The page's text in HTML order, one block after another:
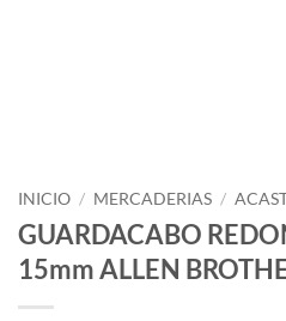
INICIO / MERCADERIAS /
GUARDACABO
15mm ALLEN